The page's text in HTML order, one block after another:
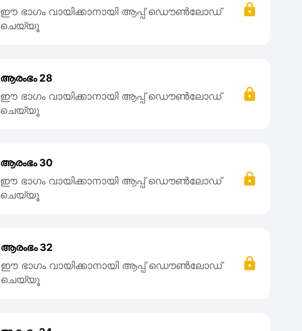
ഈ ഭാഗം വായിക്കാനായി ആപ്പ് ഡൌൺലോഡ്
ചെയ്യൂ
ആരംഭം 28
ഈ ഭാഗം വായിക്കാനായി ആപ്പ് ഡൌൺലോഡ്
ചെയ്യൂ
ആരംഭം 30
ഈ ഭാഗം വായിക്കാനായി ആപ്പ് ഡൌൺലോഡ്
ചെയ്യൂ
ആരംഭം 32
ഈ ഭാഗം വായിക്കാനായി ആപ്പ് ഡൌൺലോഡ്
ചെയ്യൂ